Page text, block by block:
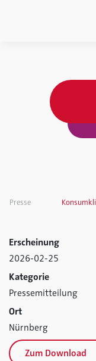
Presse
Erscheinung
2026-02-25
Kategorie
Pressemitteilung
Ort
Nürnberg
Zum Download